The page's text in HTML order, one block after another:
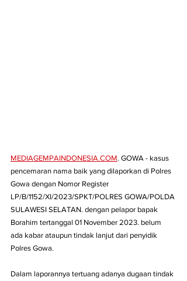
MEDIAGEMPAINDONESIA.COM. GOWA - kasus
pencemaran nama baik yang dilaporkan di Polres
Gowa dengan Nomor Register
LP/B/1152/XI/2023/SPKT/POLRES GOWA/POLDA
SULAWESI SELATAN. dengan pelapor bapak
Borahim tertanggal 01 November 2023. belum
ada kabar ataupun tindak lanjut dari penyidik
Polres Gowa.
Dalam laporannya tertuang adanya dugaan tindak